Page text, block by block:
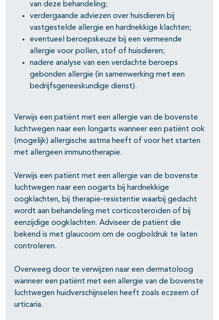
van deze behandeling;
verdergaande adviezen over huisdieren bij
vastgestelde allergie en hardnekkige klachten;
eventueel beroepskeuze bij een vermeende
allergie voor pollen, stof of huisdieren;
nadere analyse van een verdachte beroeps
gebonden allergie (in samenwerking met een
bedrijfsgeneeskundige dienst).
Verwijs een patiënt met een allergie van de bovenste
luchtwegen naar een longarts wanneer een patiënt ook
(mogelijk) allergische astma heeft of voor het starten
met allergeen immunotherapie.
Verwijs een patiënt met een allergie van de bovenste
luchtwegen naar een oogarts bij hardnekkige
oogklachten, bij therapie-resistentie waarbij gedacht
wordt aan behandeling met corticosteroïden of bij
eenzijdige oogklachten. Adviseer de patiënt die
bekend is met glaucoom om de oogboldruk te laten
controleren.
Overweeg door te verwijzen naar een dermatoloog
wanneer een patiënt met een allergie van de bovenste
luchtwegen huidverschijnselen heeft zoals eczeem of
urticaria.